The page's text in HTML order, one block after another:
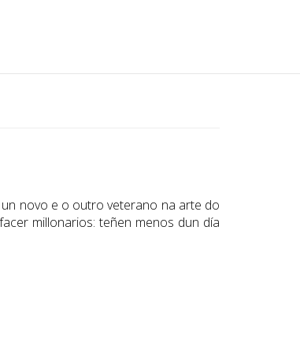
novo e o outro veterano na arte do
millonarios: teñen menos dun día